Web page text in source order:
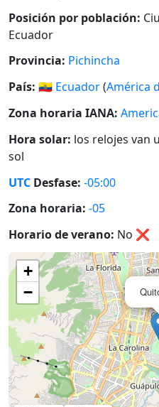
Posición por población:
Ecuador
Provincia: Pichincha
País: 🇪🇨 Ecuador(América
Zona horaria IANA:
Hora solar: los relojes van
sol
UTC Desfase: -05:00
Zona horaria: -05
Horario de verano: No ❌
+
−